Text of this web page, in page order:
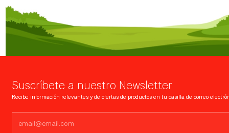
Suscríbete a nuestro Newsletter
Recibe información relevantes y de ofertas de productos en tu casilla de correo